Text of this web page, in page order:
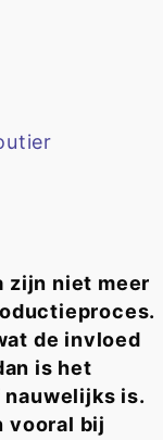
zijn niet meer
de invloed
is het
is.
vooral bij